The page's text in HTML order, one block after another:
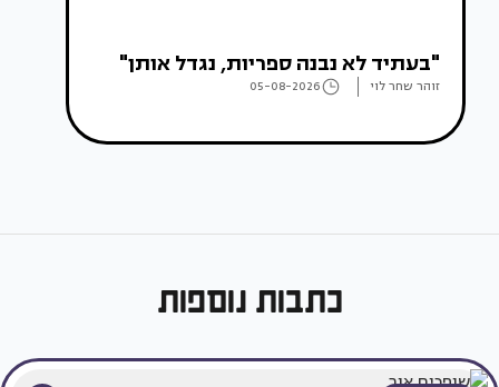
"בעתיד לא נבנה ספריות, נגדל אותן"
זוהר שחר לוי 05-08-2026
כתבות נוספות